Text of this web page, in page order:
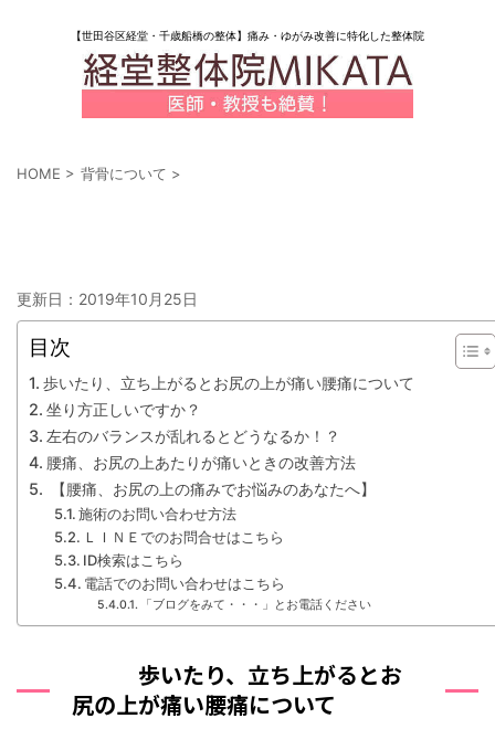
【世田谷区経堂・千歳船橋の整体】痛み・ゆがみ改善に特化した整体院
HOME > 背骨について >
更新日： 2019年10月25日
目次
歩いたり、立ち上がるとお尻の上が痛い腰痛について
坐り方正しいですか？
左右のバランスが乱れるとどうなるか！？
腰痛、お尻の上あたりが痛いときの改善方法
【腰痛、お尻の上の痛みでお悩みのあなたへ】
施術のお問い合わせ方法
ＬＩＮＥでのお問合せはこちら
ID検索はこちら
電話でのお問い合わせはこちら
「ブログをみて・・・」とお電話ください
歩いたり、立ち上がるとお
尻の上が痛い腰痛について